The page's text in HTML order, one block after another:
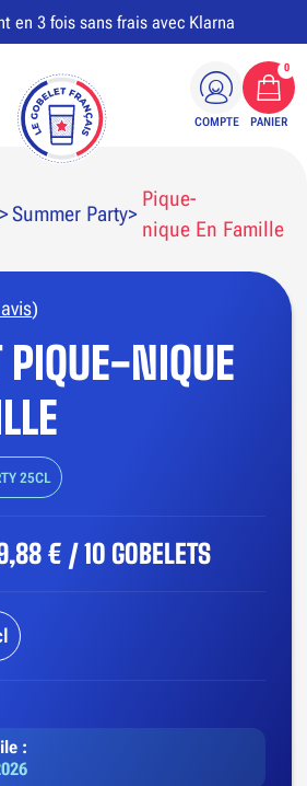
en 3 fois sans frais avec Klarna
COMPTE PANIER
0
Summer Party
Pique-
nique En Famille
)
PIQUE-NIQUE
25CL
€ / 10 GOBELETS
: